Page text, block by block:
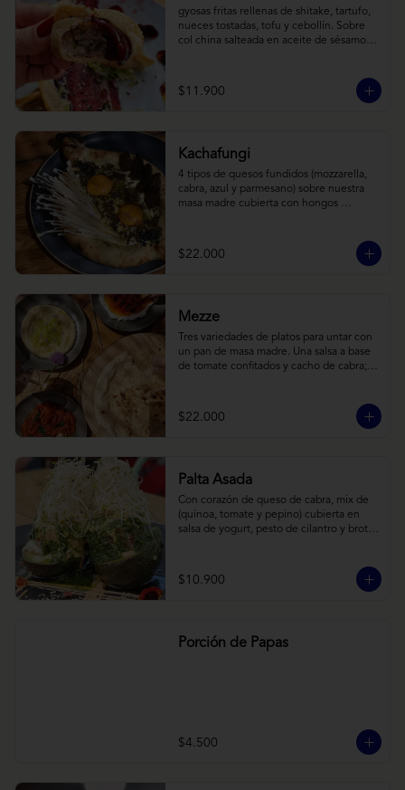
gyosas fritas rellenas de shitake, tartufo,
nueces tostadas, tofu y cebollín. Sobre
col china salteada en aceite de sésamo,
$11.900
Kachafungi
4 tipos de quesos fundidos (mozzarella,
cabra, azul y parmesano) sobre nuestra
masa madre cubierta con hongos
frescas y pequeños toques de
chimichurri.
$22.000
Mezze
Tres variedades de platos para untar con
un pan de masa madre. Una salsa a base
de tomate confitados y cacho de cabra;
cebollas horneadas largamente, con
toques de aceite asiático sobre cama de
$22.000
Palta Asada
Con corazón de queso de cabra, mix de
(quínoa, tomate y pepino) cubierta en
salsa de yogurt, pesto de cilantro y brotes
$10.900
Porción de Papas
$4.500